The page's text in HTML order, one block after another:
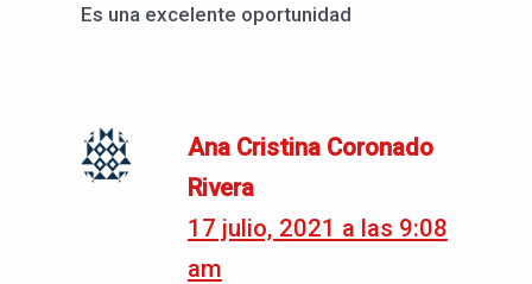
Es una excelente oportunidad
Ana Cristina Coronado
Rivera
17 julio, 2021 a las 9:08
am